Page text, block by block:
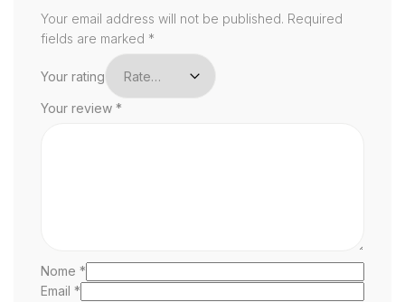
Your email address will not be published. Required
fields are marked *
Your rating
Your review *
Nome *
Email *